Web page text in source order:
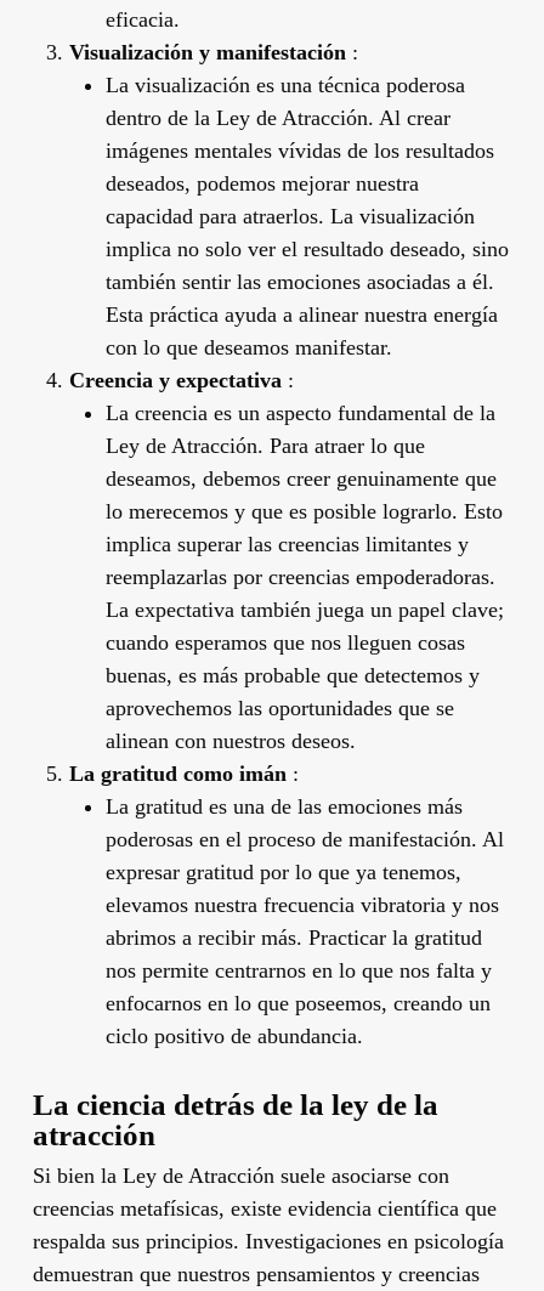
eficacia.
Visualización y manifestación :
La visualización es una técnica poderosa
dentro de la Ley de Atracción. Al crear
imágenes mentales vívidas de los resultados
deseados, podemos mejorar nuestra
capacidad para atraerlos. La visualización
implica no solo ver el resultado deseado, sino
también sentir las emociones asociadas a él.
Esta práctica ayuda a alinear nuestra energía
con lo que deseamos manifestar.
Creencia y expectativa :
La creencia es un aspecto fundamental de la
Ley de Atracción. Para atraer lo que
deseamos, debemos creer genuinamente que
lo merecemos y que es posible lograrlo. Esto
implica superar las creencias limitantes y
reemplazarlas por creencias empoderadoras.
La expectativa también juega un papel clave;
cuando esperamos que nos lleguen cosas
buenas, es más probable que detectemos y
aprovechemos las oportunidades que se
alinean con nuestros deseos.
La gratitud como imán :
La gratitud es una de las emociones más
poderosas en el proceso de manifestación. Al
expresar gratitud por lo que ya tenemos,
elevamos nuestra frecuencia vibratoria y nos
abrimos a recibir más. Practicar la gratitud
nos permite centrarnos en lo que nos falta y
enfocarnos en lo que poseemos, creando un
ciclo positivo de abundancia.
La ciencia detrás de la ley de la
atracción
Si bien la Ley de Atracción suele asociarse con
creencias metafísicas, existe evidencia científica que
respalda sus principios. Investigaciones en psicología
demuestran que nuestros pensamientos y creencias